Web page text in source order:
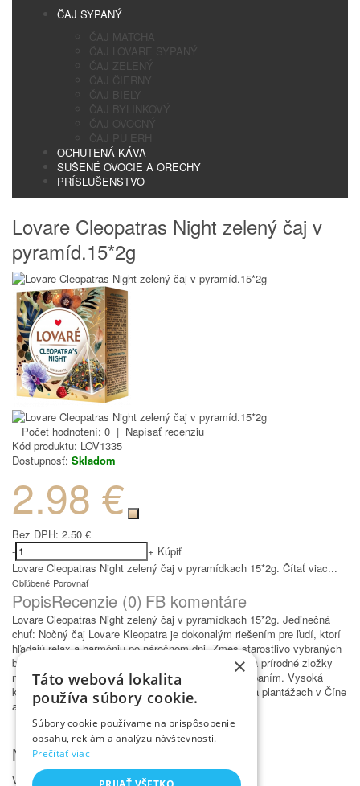
ČAJ SYPANÝ
ČAJ MATCHA
ČAJ LOVARE SYPANÝ
ČAJ ZELENÝ
ČAJ ČIERNY
ČAJ BIELY
ČAJ BYLINKOVÝ
ČAJ OVOCNÝ
ČAJ PU ERH
OCHUTENÁ KÁVA
SUŠENÉ OVOCIE A ORECHY
PRÍSLUŠENSTVO
Lovare Cleopatras Night zelený čaj v
pyramíd.15*2g
Počet hodnotení: 0 | Napísať recenziu
Kód produktu: LOV1335
Dostupnosť: Skladom
2.98 €
Bez DPH: 2.50 €
-
+ Kúpiť
Lovare Cleopatras Night zelený čaj v pyramídkach 15*2g. Čítať viac...
Obľúbené Porovnať
PopisRecenzie (0) FB komentáre
Lovare Cleopatras Night zelený čaj v pyramídkach 15*2g. Jedinečná
chuť: Nočný čaj Lovare Kleopatra je dokonalým riešením pre ľudí, ktorí
hľadajú relax a harmóniu po náročnom dni. Zmes starostlivo vybraných
bylín, ako je levanduľa, harmanček a jazmín, ponúka prírodné zložky
najvyššej kvality, ktoré podporujú upokojenie pred spaním. Vysoká
kvalita: Vyrobené z výberového čaju pestovaného na plantážach v Číne
a na Srí Lanke.
Napísať recenziu
Vaše meno
×
Táto webová lokalita
používa súbory cookie.
Súbory cookie používame na prispôsobenie
obsahu, reklám a analýzu návštevnosti.
Prečítať viac